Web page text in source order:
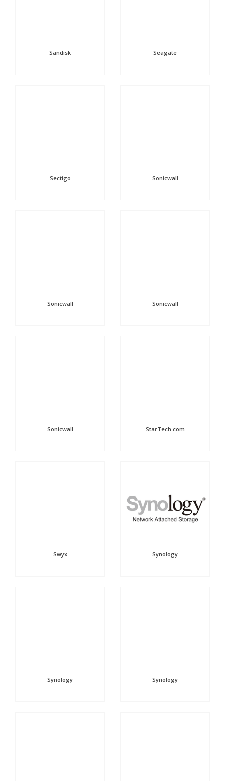
Sandisk Seagate
Sectigo Sonicwall
Sonicwall Sonicwall
Sonicwall StarTech.com
Swyx Synology
Synology Synology